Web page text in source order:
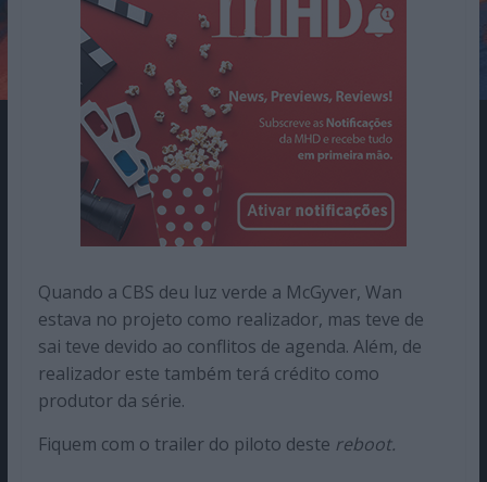
Quando a CBS deu luz verde a McGyver, Wan
estava no projeto como realizador, mas teve de
sai teve devido ao conflitos de agenda. Além, de
realizador este também terá crédito como
produtor da série.
Fiquem com o trailer do piloto deste reboot.